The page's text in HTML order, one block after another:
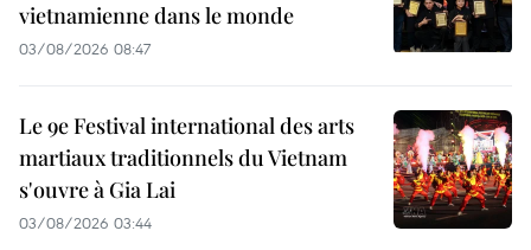
vietnamienne dans le monde
03/08/2026 08:47
Le 9e Festival international des arts
martiaux traditionnels du Vietnam
s'ouvre à Gia Lai
03/08/2026 03:44